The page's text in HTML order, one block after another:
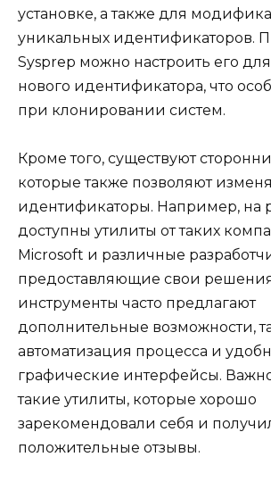
установке, а также для
уникальных идентификаторов.
Sysprep можно настроить его
нового идентификатора, что
при клонировании систем.
Кроме того, существуют
которые также позволяют
идентификаторы. Например, на
доступны утилиты от таких
Microsoft и различные
предоставляющие свои
инструменты часто предлагают
дополнительные возможности,
автоматизация процесса и
графические интерфейсы.
такие утилиты, которые хорошо
зарекомендовали себя и
положительные отзывы.